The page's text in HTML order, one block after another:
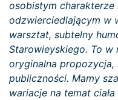
osobistym charakterze
odzwierciedlającym w
warsztat, subtelny
Starowieyskiego. To w
oryginalna
publiczności. Mamy
wariacje na temat